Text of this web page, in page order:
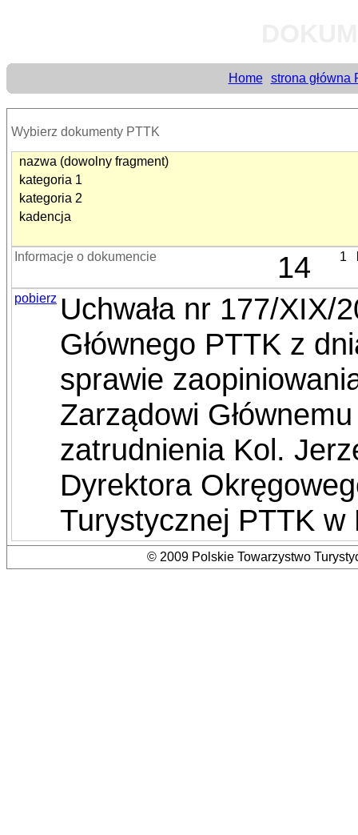
Home strona główna
Wybierz dokumenty PTTK
nazwa (dowolny fragment)
kategoria 1
kategoria 2
kadencja
Informacje o dokumencie 14 1
pobierz Uchwała nr 177/XIX/
Głównego PTTK z
sprawie
Zarządowi
zatrudnienia Kol.
Dyrektora
Turystycznej PTTK w
© 2009 Polskie Towarzystwo